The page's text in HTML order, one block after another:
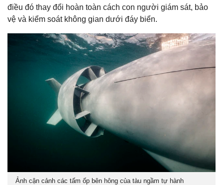
điều đó thay đổi hoàn toàn cách con người giám sát, bảo
vệ và kiểm soát không gian dưới đáy biển.
Ảnh cận cảnh các tấm ốp bên hông của tàu ngầm tự hành